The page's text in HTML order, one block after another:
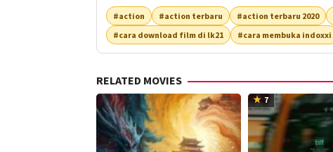
#action #action terbaru #action terbaru 2020
#cara download film di lk21
#cara membuka indoxxi
RELATED MOVIES
7